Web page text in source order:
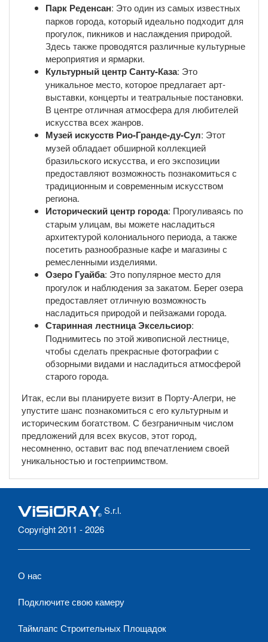
Парк Реденсан: Это один из самых известных
парков города, который идеально подходит для
прогулок, пикников и наслаждения природой.
Здесь также проводятся различные культурные
мероприятия и ярмарки.
Культурный центр Санту-Каза: Это
уникальное место, которое предлагает арт-
выставки, концерты и театральные постановки.
В центре отличная атмосфера для любителей
искусства всех жанров.
Музей искусств Рио-Гранде-ду-Сул: Этот
музей обладает обширной коллекцией
бразильского искусства, и его экспозиции
предоставляют возможность познакомиться с
традиционным и современным искусством
региона.
Исторический центр города: Прогуливаясь по
старым улицам, вы можете насладиться
архитектурой колониального периода, а также
посетить разнообразные кафе и магазины с
ремесленными изделиями.
Озеро Гуайба: Это популярное место для
прогулок и наблюдения за закатом. Берег озера
предоставляет отличную возможность
насладиться природой и пейзажами города.
Старинная лестница Эксельсиор:
Поднимитесь по этой живописной лестнице,
чтобы сделать прекрасные фотографии с
обзорными видами и насладиться атмосферой
старого города.
Итак, если вы планируете визит в Порту-Алегри, не
упустите шанс познакомиться с его культурным и
историческим богатством. С безграничным числом
предложений для всех вкусов, этот город,
несомненно, оставит вас под впечатлением своей
уникальностью и гостеприимством.
S.r.l.
Copyright 2011 - 2026
О нас
Подключите свою камеру
Таймлапс Строительных Площадок